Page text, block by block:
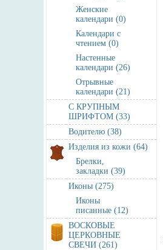
Женские
календари (0)
Календари с
чтением (0)
Настенные
календари (26)
Отрывные
календари (21)
С КРУПНЫМ
ШРИФТОМ (33)
Водителю (38)
Изделия из кожи (64)
Брелки,
закладки (39)
Иконы (275)
Иконы
писанные (12)
ВОСКОВЫЕ
ЦЕРКОВНЫЕ
СВЕЧИ (261)